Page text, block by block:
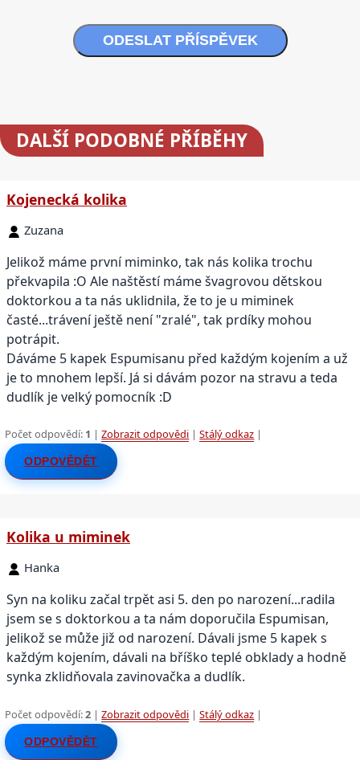
ODESLAT PŘÍSPĚVEK
DALŠÍ PODOBNÉ PŘÍBĚHY
Kojenecká kolika
Zuzana
Jelikož máme první miminko, tak nás kolika trochu
překvapila :O Ale naštěstí máme švagrovou dětskou
doktorkou a ta nás uklidnila, že to je u miminek
časté...trávení ještě není "zralé", tak prdíky mohou
potrápit.
Dáváme 5 kapek Espumisanu před každým kojením a už
je to mnohem lepší. Já si dávám pozor na stravu a teda
dudlík je velký pomocník :D
Počet odpovědí: 1 |Zobrazit odpovědi |Stálý odkaz |
ODPOVĚDĚT
Kolika u miminek
Hanka
Syn na koliku začal trpět asi 5. den po narození...radila
jsem se s doktorkou a ta nám doporučila Espumisan,
jelikož se může již od narození. Dávali jsme 5 kapek s
každým kojením, dávali na bříško teplé obklady a hodně
synka zklidňovala zavinovačka a dudlík.
Počet odpovědí:2 |Zobrazit odpovědi |Stálý odkaz |
ODPOVĚDĚT